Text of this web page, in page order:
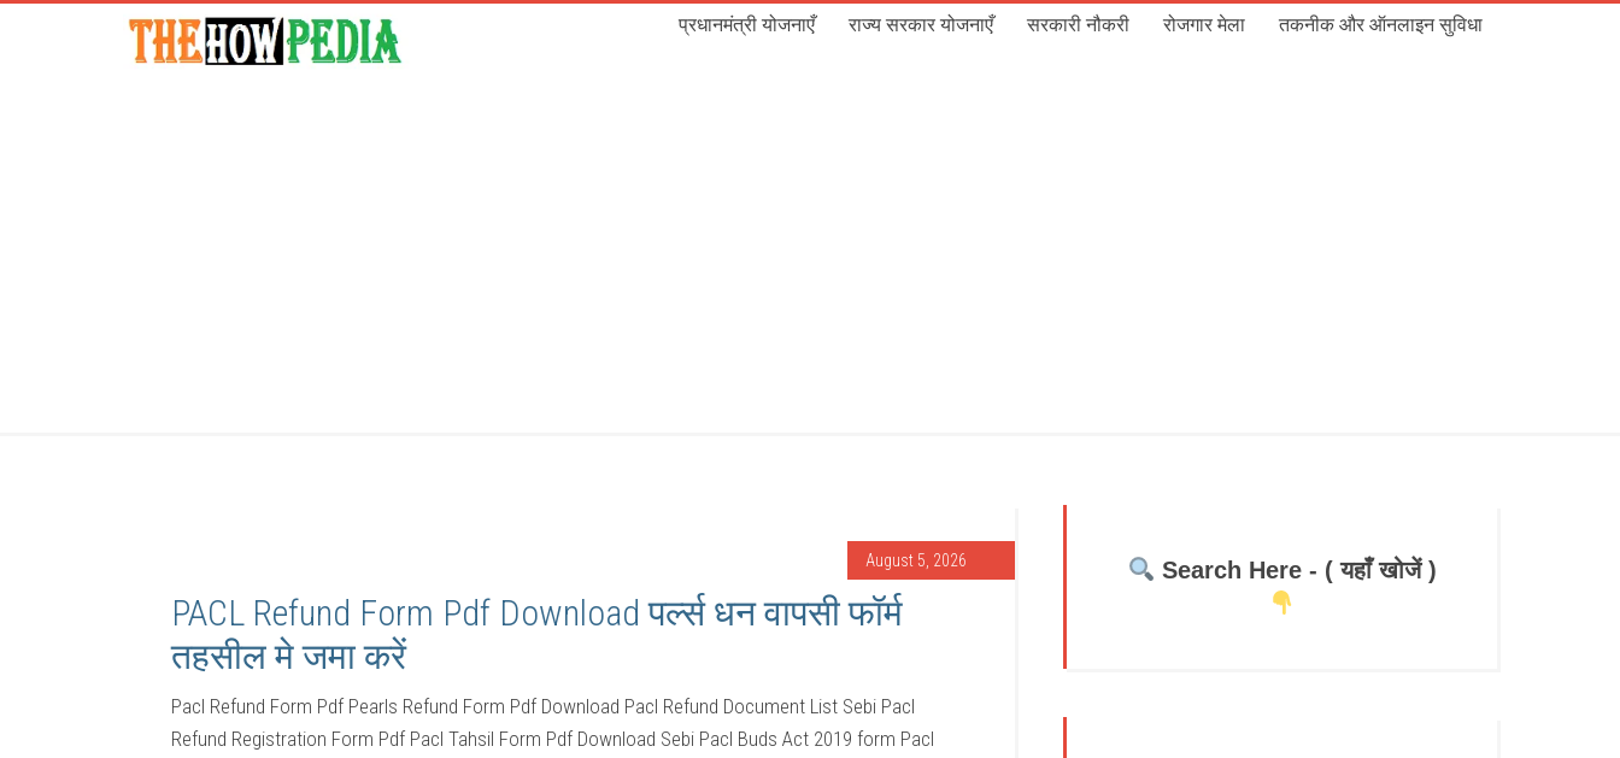
प्रधानमंत्री योजनाएँ राज्य सरकार योजनाएँ सरकारी नौकरी रोजगार मेला तकनीक और ऑनलाइन सुविधा
August 5, 2026
PACL Refund Form Pdf Download पर्ल्स धन वापसी फॉर्म
तहसील मे जमा करें
Pacl Refund Form Pdf Pearls Refund Form Pdf Download Pacl Refund Document List Sebi Pacl
Refund Registration Form Pdf Pacl Tahsil Form Pdf Download Sebi Pacl Buds Act 2019 form Pacl
Search Here - ( यहाँ खोजें )